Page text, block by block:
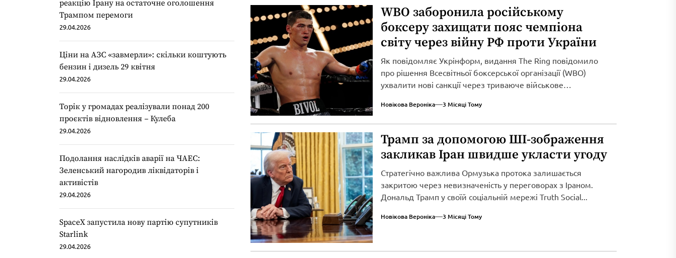
WBO заборонила російському
боксеру захищати пояс чемпіона
світу через війну РФ проти України
Як повідомляє Укрінформ, видання The Ring повідомило
про рішення Всесвітньої боксерської організації (WBO)
ухвалити нові санкції через триваюче військове
Новікова Вероніка 3 Місяці Тому
Трамп за допомогою ШІ-зображення
закликав Іран швидше укласти угоду
Стратегічно важлива Ормузька протока залишається
закритою через невизначеність у переговорах з Іраном.
Дональд Трамп у своїй соціальній мережі Truth Social...
Новікова Вероніка 3 Місяці Тому
реакцію Ірану на остаточне оголошення
Трампом перемоги
29.04.2026
Ціни на АЗС «завмерли»: скільки коштують
бензин і дизель 29 квітня
29.04.2026
Торік у громадах реалізували понад 200
проєктів відновлення – Кулеба
29.04.2026
Подолання наслідків аварії на ЧАЕС:
Зеленський нагородив ліквідаторів і
активістів
29.04.2026
SpaceX запустила нову партію супутників
Starlink
29.04.2026